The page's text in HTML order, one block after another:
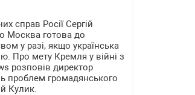
справ Росії Сергій
Москва готова до
у разі, якщо українська
Про мету Кремля у війні з
розповів директор
проблем громадянського
Кулик.